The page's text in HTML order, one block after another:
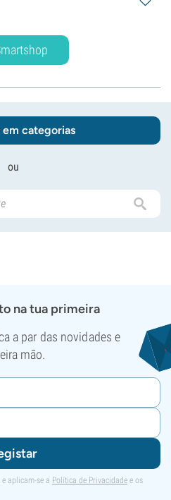
em categorias
ou
na tua primeira
a par das novidades e
mão.
e aplicam-se a Política de Privacidade e os